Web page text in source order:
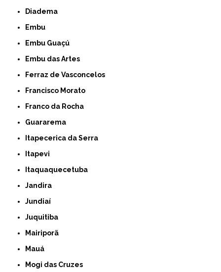
Diadema
Embu
Embu Guaçú
Embu das Artes
Ferraz de Vasconcelos
Francisco Morato
Franco da Rocha
Guararema
Itapecerica da Serra
Itapevi
Itaquaquecetuba
Jandira
Jundiaí
Juquitiba
Mairiporã
Mauá
Mogi das Cruzes